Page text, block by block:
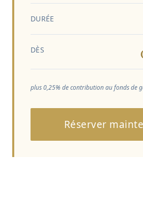
DURÉE
DÈS
plus 0,25% de contribution au fonds de
Réserver